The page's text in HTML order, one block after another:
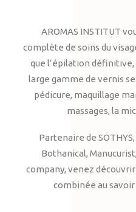
AROMAS INSTITUT
complète de soins du
que l’épilation
large gamme de vernis
pédicure, maquillage
massages, la
Partenaire de
Bothanical,
company, venez
combinée au